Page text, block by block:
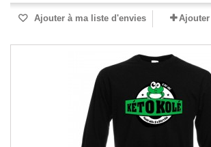
Ajouter à ma liste d'envies